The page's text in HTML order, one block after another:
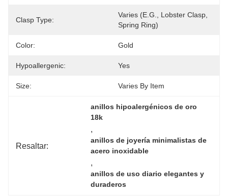
Clasp Type:
Varies (e.g., Lobster Clasp,
Spring Ring)
Color: Gold
Hypoallergenic: Yes
Size: Varies By Item
Resaltar:
anillos hipoalergénicos de oro
18k
,
anillos de joyería minimalistas de
acero inoxidable
,
anillos de uso diario elegantes y
duraderos